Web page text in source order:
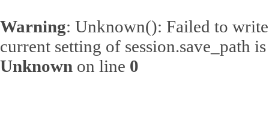
Warning: Unknown(): Failed to
current setting of session.save_path
Unknown on line 0